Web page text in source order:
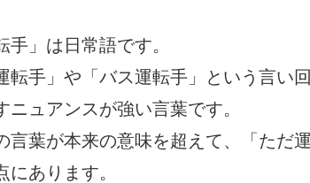
手」は日常語です。
転手」や「バス運転手」という言い
ニュアンスが強い言葉です。
言葉が本来の意味を超えて、「ただ
にあります。